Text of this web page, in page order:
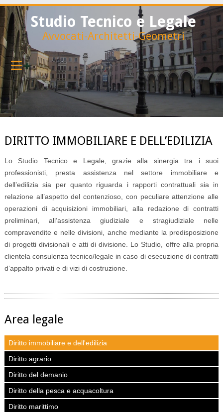
Studio Tecnico e Legale
Avvocati-Architetti-Geometri
DIRITTO IMMOBILIARE E DELL’EDILIZIA
Lo Studio Tecnico e Legale, grazie alla sinergia tra i suoi
professionisti, presta assistenza nel settore immobiliare e
dell’edilizia sia per quanto riguarda i rapporti contrattuali sia in
relazione all’aspetto del contenzioso, con peculiare attenzione alle
operazioni di acquisizioni immobiliari, alla redazione di contratti
preliminari, all’assistenza giudiziale e stragiudiziale nelle
compravendite e nelle divisioni, anche mediante la predisposizione
di progetti divisionali e atti di divisione. Lo Studio, offre alla propria
clientela consulenza tecnico/legale in caso di esecuzione di contratti
d’appalto privati e di vizi di costruzione.
Area legale
Diritto immobiliare e dell'edilizia
Diritto agrario
Diritto del demanio
Diritto della pesca e acquacoltura
Diritto marittimo